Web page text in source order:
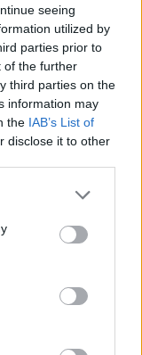
seeing
utilized by
parties prior to
of the further
third parties on the
information may
the IAB’s List of
disclose it to other
περιοχής
βάρος του για